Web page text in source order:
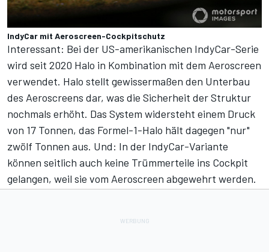
IndyCar mit Aeroscreen-Cockpitschutz
Interessant: Bei der US-amerikanischen IndyCar-Serie
wird seit 2020 Halo in Kombination mit dem Aeroscreen
verwendet. Halo stellt gewissermaßen den Unterbau
des Aeroscreens dar, was die Sicherheit der Struktur
nochmals erhöht. Das System widersteht einem Druck
von 17 Tonnen, das Formel-1-Halo hält dagegen "nur"
zwölf Tonnen aus. Und: In der IndyCar-Variante
können seitlich auch keine Trümmerteile ins Cockpit
gelangen, weil sie vom Aeroscreen abgewehrt werden.